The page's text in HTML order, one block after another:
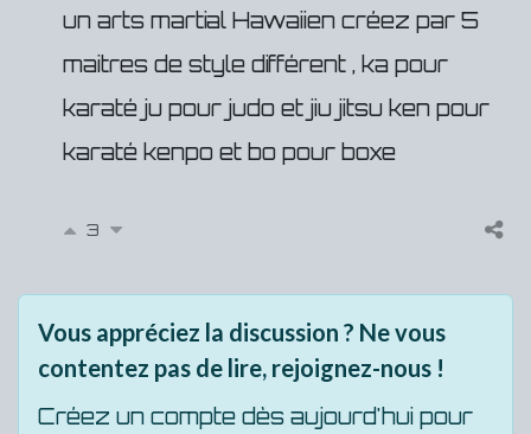
un arts martial Hawaiien créez par 5
maitres de style différent , ka pour
karaté ju pour judo et jiu jitsu ken pour
karaté kenpo et bo pour boxe
3
Vous appréciez la discussion ? Ne vous
contentez pas de lire, rejoignez-nous !
Créez un compte dès aujourd'hui pour